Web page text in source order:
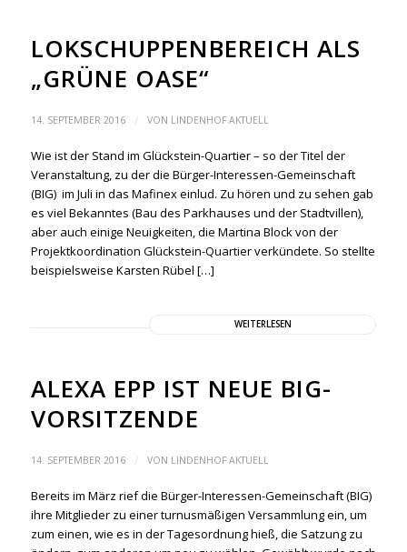
LOKSCHUPPENBEREICH ALS
„GRÜNE OASE“
14. SEPTEMBER 2016 / VON LINDENHOF AKTUELL
Wie ist der Stand im Glückstein-Quartier – so der Titel der
Veranstaltung, zu der die Bürger-Interessen-Gemeinschaft
(BIG) im Juli in das Mafinex einlud. Zu hören und zu sehen gab
es viel Bekanntes (Bau des Parkhauses und der Stadtvillen),
aber auch einige Neuigkeiten, die Martina Block von der
Projektkoordination Glückstein-Quartier verkündete. So stellte
beispielsweise Karsten Rübel […]
WEITERLESEN
ALEXA EPP IST NEUE BIG-
VORSITZENDE
14. SEPTEMBER 2016 / VON LINDENHOF AKTUELL
Bereits im März rief die Bürger-Interessen-Gemeinschaft (BIG)
ihre Mitglieder zu einer turnusmäßigen Versammlung ein, um
zum einen, wie es in der Tagesordnung hieß, die Satzung zu